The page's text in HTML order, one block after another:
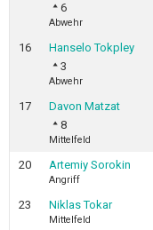
6
Abwehr
16
Hanselo Tokpley
3
Abwehr
17
Davon Matzat
8
Mittelfeld
20 Artemiy Sorokin
Angriff
23 Niklas Tokar
Mittelfeld